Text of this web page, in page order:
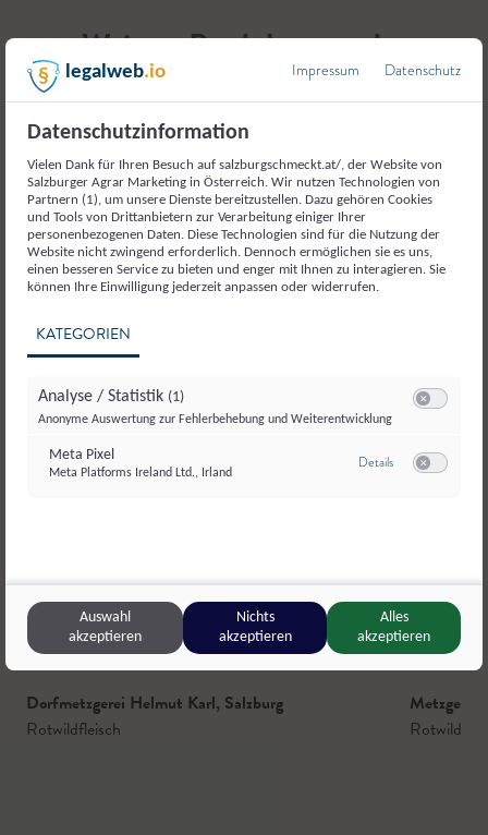
Weitere Produkte aus der
Kategorie
Fleisch und Fleischerzeugnisse
Dorfmetzgerei Helmut Karl, Salzburg
Rotwildfleisch
Metzgerei
Rotwild
legalweb.io Impressum Datenschutz
Datenschutzinformation
Vielen Dank für Ihren Besuch auf salzburgschmeckt.at/, der Website von
Salzburger Agrar Marketing in Österreich. Wir nutzen Technologien von
Partnern (1), um unsere Dienste bereitzustellen. Dazu gehören Cookies
und Tools von Drittanbietern zur Verarbeitung einiger Ihrer
personenbezogenen Daten. Diese Technologien sind für die Nutzung der
Website nicht zwingend erforderlich. Dennoch ermöglichen sie es uns,
einen besseren Service zu bieten und enger mit Ihnen zu interagieren. Sie
können Ihre Einwilligung jederzeit anpassen oder widerrufen.
KATEGORIEN
Analyse / Statistik (1)
Anonyme Auswertung zur Fehlerbehebung und Weiterentwicklung
Meta Pixel
Meta Platforms Ireland Ltd., Irland
Detailszu Meta Pixel
Auswahl
akzeptieren
Nichts
akzeptieren
Alles
akzeptieren